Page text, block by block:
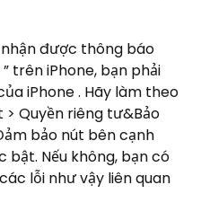
nhận được thông báo
trên iPhone, bạn phải
iPhone . Hãy làm theo
Quyền riêng tư&Bảo
bảo nút bên cạnh
bật. Nếu không, bạn có
lỗi như vậy liên quan